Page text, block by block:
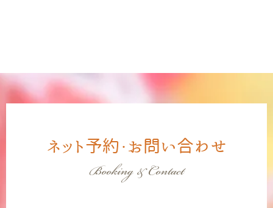
ネット予約・お問い合わせ
Booking & Contact